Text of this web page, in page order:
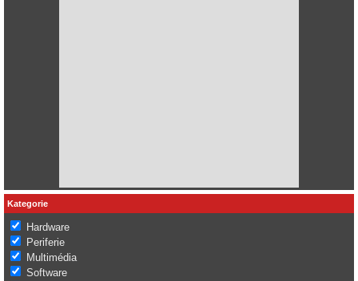
Kategorie
Hardware
Periferie
Multimédia
Software